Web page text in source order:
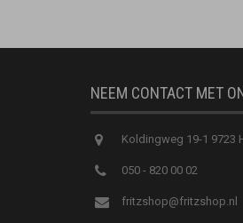
NEEM CONTACT MET
Koldingweg 19-1 9723
050 - 820 00 02
fritzshop@fritzshop.nl